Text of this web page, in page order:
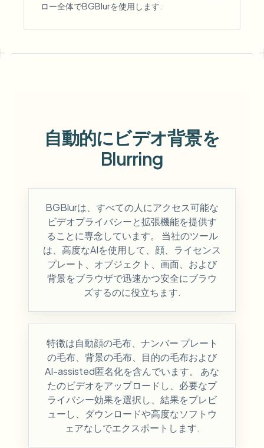
ロー全体でBGBlurを使用します.
自動的にビデオ背景を
Blurring
BGBlurは、すべての人にアクセス可能な
ビデオプライバシーと拡張機能を提供す
ることに専念しています。 当社のツール
は、高度なAIを使用して、顔、ライセンス
プレート、オブジェクト、画面、および
背景をブラウザで迅速かつ安全にブラウ
ズするのに役立ちます.
特徴は自動顔の毛布、ナンバー プレート
の毛布、背景の毛布、目的の毛布および
AI-assisted匿名化を含んでいます。 あな
たのビデオをアップロードし、必要なプ
ライバシー効果を選択し、結果をプレビ
ューし、ダウンロードや高度なソフトウ
ェアなしでエクスポートします.